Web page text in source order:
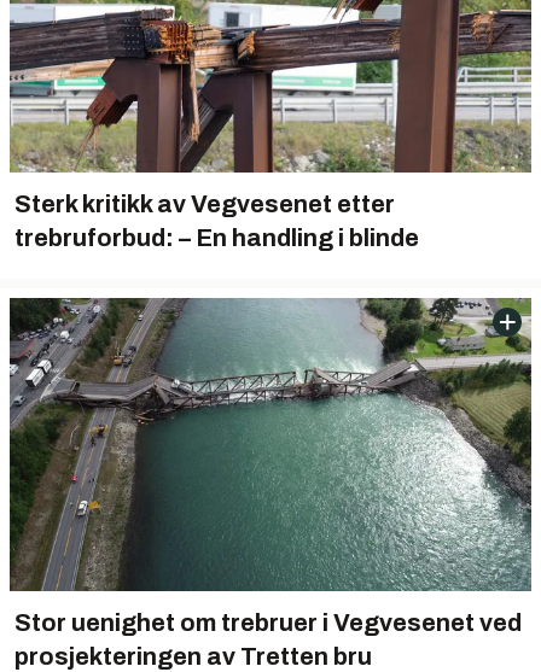
Sterk kritikk av Vegvesenet etter
trebruforbud: – En handling i blinde
Stor uenighet om trebruer i Vegvesenet ved
prosjekteringen av Tretten bru